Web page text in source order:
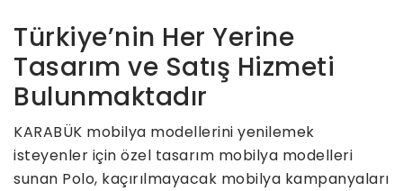
Türkiye’nin Her Yerine
Tasarım ve Satış Hizmeti
Bulunmaktadır
KARABÜK mobilya modellerini yenilemek
isteyenler için özel tasarım mobilya modelleri
sunan Polo, kaçırılmayacak mobilya kampanyaları